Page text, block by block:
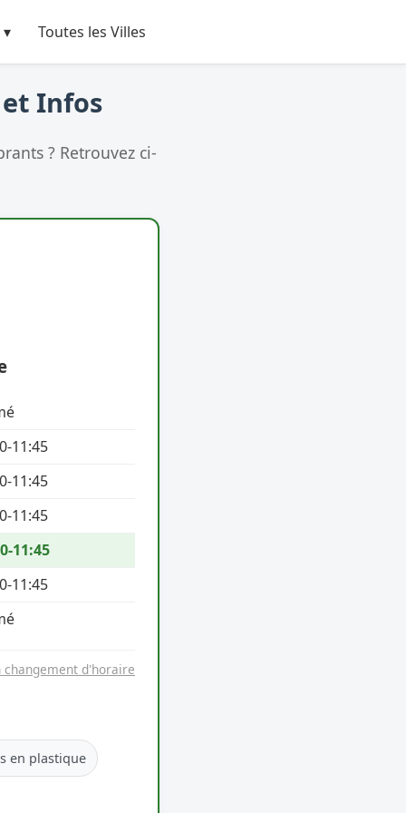
Toutes les Villes
et Infos
? Retrouvez ci-
11:45
11:45
11:45
11:45
11:45
d'horaire
en plastique